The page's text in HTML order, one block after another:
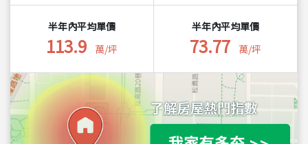
半年內平均單價
113.9 萬/坪
半年內平均單價
73.77 萬/坪